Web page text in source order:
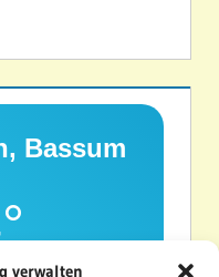
verwalten
Bassum